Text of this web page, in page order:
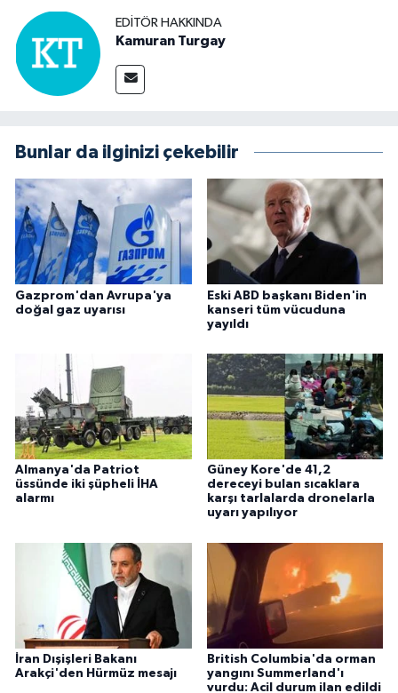
EDITÖR HAKKINDA
Kamuran Turgay
Bunlar da ilginizi çekebilir
Gazprom'dan Avrupa'ya
doğal gaz uyarısı
Eski ABD başkanı Biden'in
kanseri tüm vücuduna
yayıldı
Almanya'da Patriot
üssünde iki şüpheli İHA
alarmı
Güney Kore'de 41,2
dereceyi bulan sıcaklara
karşı tarlalarda dronelarla
uyarı yapılıyor
İran Dışişleri Bakanı
Arakçi'den Hürmüz mesajı
British Columbia'da orman
yangını Summerland'ı
vurdu: Acil durum ilan edildi